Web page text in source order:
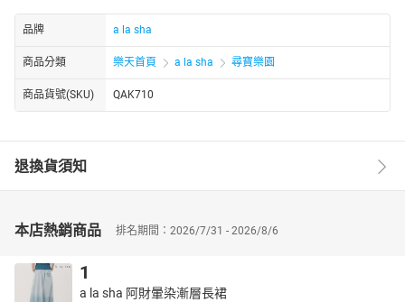
品牌 a la sha
商品分類 樂天首頁 a la sha 尋寶樂園
商品貨號(SKU) QAK710
退換貨須知
本店熱銷商品 排名期間：2026/7/31 - 2026/8/6
1
a la sha 阿財暈染漸層長裙